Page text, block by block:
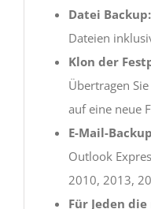
Datei Backup:
Dateien
Klon der
Übertragen
auf eine neue
E-Mail-
Outlook
2010, 2013,
Für Jeden